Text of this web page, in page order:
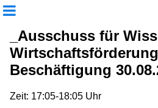
_Ausschuss für
Beschäftigung
Zeit: 17:05-18:05 Uhr